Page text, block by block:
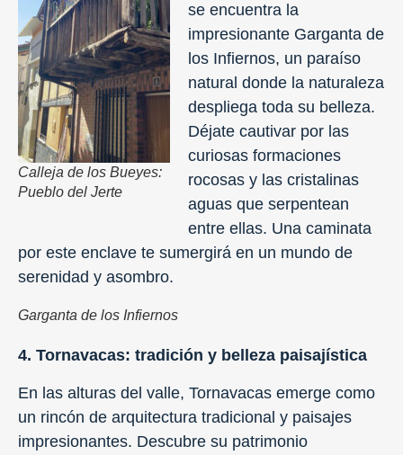
Calleja de los Bueyes:
Pueblo del Jerte
se encuentra la
impresionante Garganta de
los Infiernos, un paraíso
natural donde la naturaleza
despliega toda su belleza.
Déjate cautivar por las
curiosas formaciones
rocosas y las cristalinas
aguas que serpentean
entre ellas. Una caminata
por este enclave te sumergirá en un mundo de
serenidad y asombro.
Garganta de los Infiernos
4. Tornavacas: tradición y belleza paisajística
En las alturas del valle, Tornavacas emerge como
un rincón de arquitectura tradicional y paisajes
impresionantes. Descubre su patrimonio